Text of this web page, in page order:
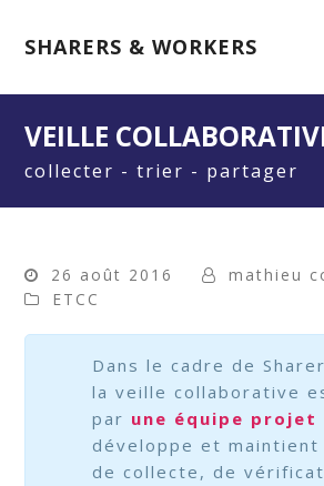
SHARERS & WORKERS
VEILLE
collecter - trier - partager
26 août 2016
mathieu
ETCC
Dans le cadre de
la veille collaborative
par une équipe projet
développe et maintient
de collecte, de